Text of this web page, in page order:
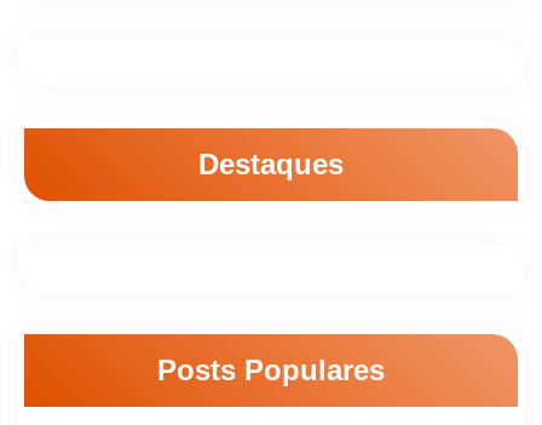
Destaques
Posts Populares